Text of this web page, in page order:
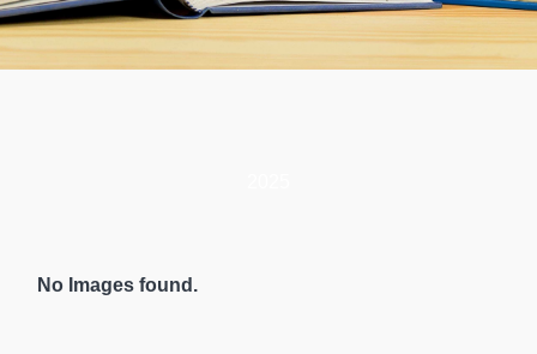
No Images found.